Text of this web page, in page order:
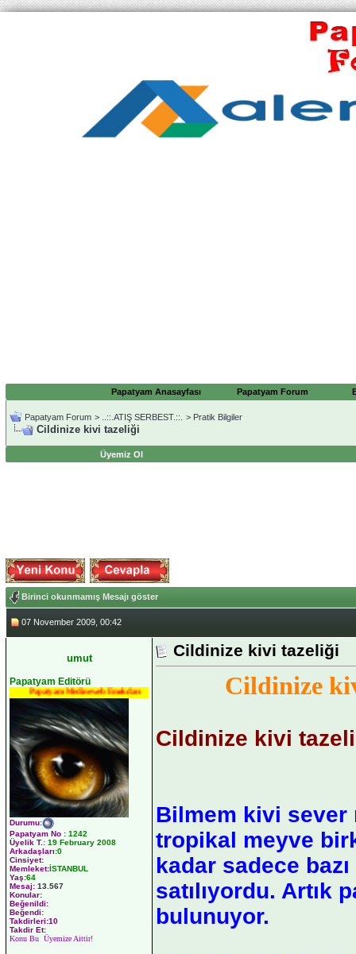
Papatyam Anasayfası Papatyam Forum
Papatyam Forum > ..::.ATIŞ SERBEST.::. > Pratik Bilgiler
Cildinize kivi tazeliği
Üyemiz Ol
Birinci okunmamış Mesajı göster
07 November 2009, 00:42
umut
Papatyam Editörü
Papatyam Medineweb Emekdarı
Durumu:
Papatyam No : 1242
Üyelik T. : 19 February 2008
Arkadaşları:0
Cinsiyet:
Memleket:İSTANBUL
Yaş:64
Mesaj: 13.567
Konular:
Beğenildi:
Beğendi:
Takdirleri:10
Takdir Et:
Konu Bu Üyemize Aittir!
Cildinize kivi tazeliği
Cildinize
Cildinize kivi
Bilmem kivi sever
tropikal meyve
kadar sadece
satılıyordu. Artık
bulunuyor.